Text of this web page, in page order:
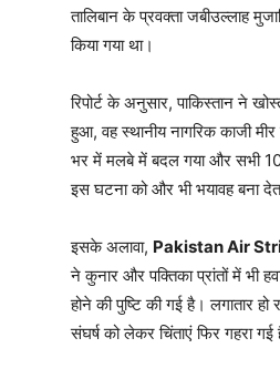
तालिबान के प्रवक्ता जबीउल्लाह
किया गया था।
रिपोर्ट के अनुसार, पाकिस्तान ने
हुआ, वह स्थानीय नागरिक काजी
भर में मलबे में बदल गया और सभी 10
इस घटना को और भी भयावह बना
इसके अलावा, Pakistan Air
ने कुनार और पक्तिका प्रांतों में भी
होने की पुष्टि की गई है। लगातार
संघर्ष को लेकर चिंताएं फिर गहरा गई